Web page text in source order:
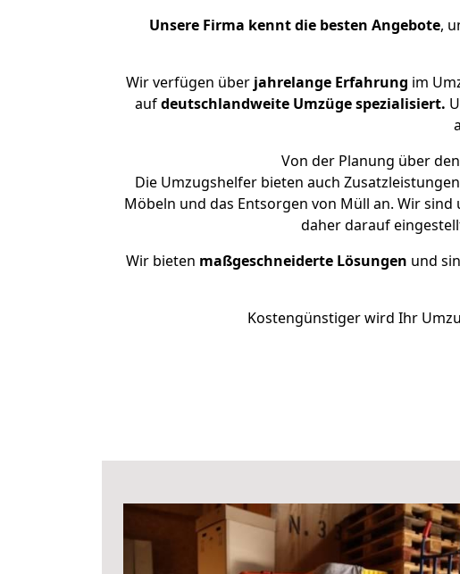
Unsere Firma kennt die besten Angebote,
Wir verfügen überjahrelange Erfahrung im
aufdeutschlandweite Umzüge spezialisiert.
Von der Planung über
Die Umzugshelfer bieten auch
Möbeln und das Entsorgen von Müll an. Wir
daher darauf
Wir bieten maßgeschneiderte Lösungen und
Kostengünstiger wird Ihr